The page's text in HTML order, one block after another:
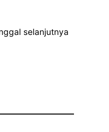
selanjutnya